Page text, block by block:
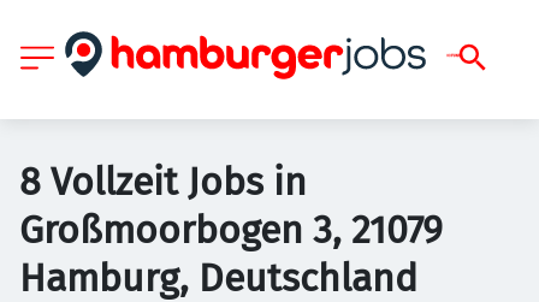
8 Vollzeit Jobs in
Großmoorbogen 3, 21079
Hamburg, Deutschland